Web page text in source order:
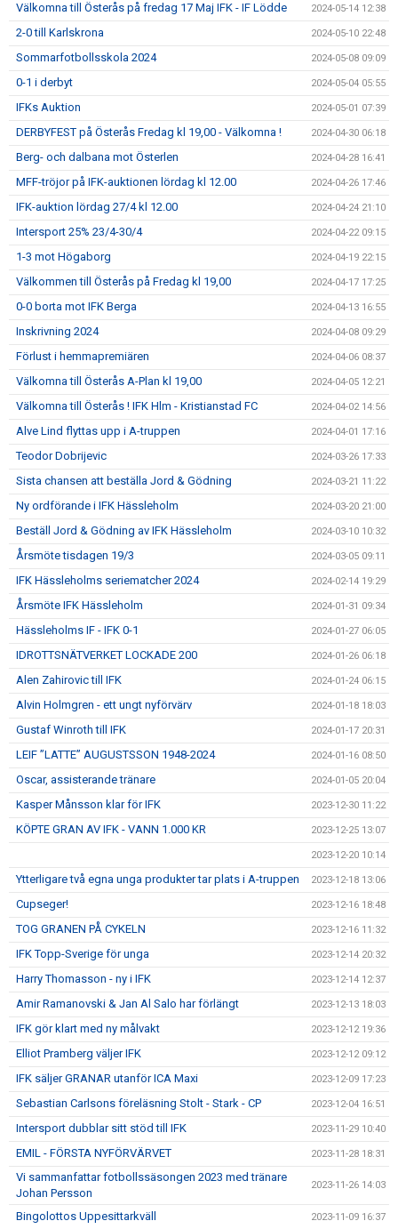
Välkomna till Österås på fredag 17 Maj IFK - IF Lödde 2024-05-14 12:38
2-0 till Karlskrona 2024-05-10 22:48
Sommarfotbollsskola 2024 2024-05-08 09:09
0-1 i derbyt 2024-05-04 05:55
IFKs Auktion 2024-05-01 07:39
DERBYFEST på Österås Fredag kl 19,00 - Välkomna ! 2024-04-30 06:18
Berg- och dalbana mot Österlen 2024-04-28 16:41
MFF-tröjor på IFK-auktionen lördag kl 12.00 2024-04-26 17:46
IFK-auktion lördag 27/4 kl 12.00 2024-04-24 21:10
Intersport 25% 23/4-30/4 2024-04-22 09:15
1-3 mot Högaborg 2024-04-19 22:15
Välkommen till Österås på Fredag kl 19,00 2024-04-17 17:25
0-0 borta mot IFK Berga 2024-04-13 16:55
Inskrivning 2024 2024-04-08 09:29
Förlust i hemmapremiären 2024-04-06 08:37
Välkomna till Österås A-Plan kl 19,00 2024-04-05 12:21
Välkomna till Österås ! IFK Hlm - Kristianstad FC 2024-04-02 14:56
Alve Lind flyttas upp i A-truppen 2024-04-01 17:16
Teodor Dobrijevic 2024-03-26 17:33
Sista chansen att beställa Jord & Gödning 2024-03-21 11:22
Ny ordförande i IFK Hässleholm 2024-03-20 21:00
Beställ Jord & Gödning av IFK Hässleholm 2024-03-10 10:32
Årsmöte tisdagen 19/3 2024-03-05 09:11
IFK Hässleholms seriematcher 2024 2024-02-14 19:29
Årsmöte IFK Hässleholm 2024-01-31 09:34
Hässleholms IF - IFK 0-1 2024-01-27 06:05
IDROTTSNÄTVERKET LOCKADE 200 2024-01-26 06:18
Alen Zahirovic till IFK 2024-01-24 06:15
Alvin Holmgren - ett ungt nyförvärv 2024-01-18 18:03
Gustaf Winroth till IFK 2024-01-17 20:31
LEIF ”LATTE” AUGUSTSSON 1948-2024 2024-01-16 08:50
Oscar, assisterande tränare 2024-01-05 20:04
Kasper Månsson klar för IFK 2023-12-30 11:22
KÖPTE GRAN AV IFK - VANN 1.000 KR 2023-12-25 13:07
2023-12-20 10:14
Ytterligare två egna unga produkter tar plats i A-truppen 2023-12-18 13:06
Cupseger! 2023-12-16 18:48
TOG GRANEN PÅ CYKELN 2023-12-16 11:32
IFK Topp-Sverige för unga 2023-12-14 20:32
Harry Thomasson - ny i IFK 2023-12-14 12:37
Amir Ramanovski & Jan Al Salo har förlängt 2023-12-13 18:03
IFK gör klart med ny målvakt 2023-12-12 19:36
Elliot Pramberg väljer IFK 2023-12-12 09:12
IFK säljer GRANAR utanför ICA Maxi 2023-12-09 17:23
Sebastian Carlsons föreläsning Stolt - Stark - CP 2023-12-04 16:51
Intersport dubblar sitt stöd till IFK 2023-11-29 10:40
EMIL - FÖRSTA NYFÖRVÄRVET 2023-11-28 18:31
Vi sammanfattar fotbollssäsongen 2023 med tränare
Johan Persson
2023-11-26 14:03
Bingolottos Uppesittarkväll 2023-11-09 16:37